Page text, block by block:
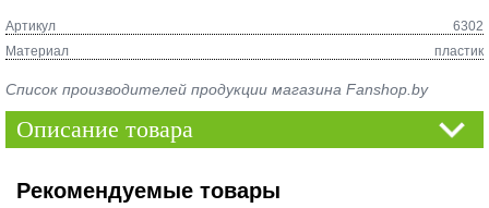
Артикул
6302
Материал
пластик
Список производителей продукции магазина Fanshop.by
Описание товара
Рекомендуемые товары